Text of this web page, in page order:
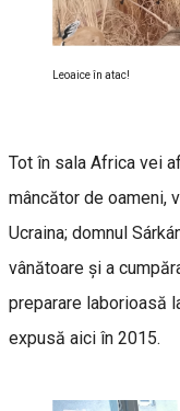
Leoaice în atac!
Tot în sala Africa vei
mâncător de oameni,
Ucraina; domnul
vânătoare şi a
preparare laborioasă
expusă aici în 2015.